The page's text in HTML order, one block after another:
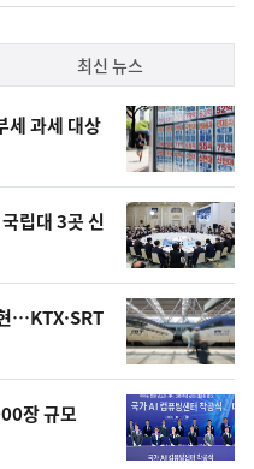
상
승
최신 뉴스
세 과세 대상
립대 3곳 신
…KTX·SRT
장 규모